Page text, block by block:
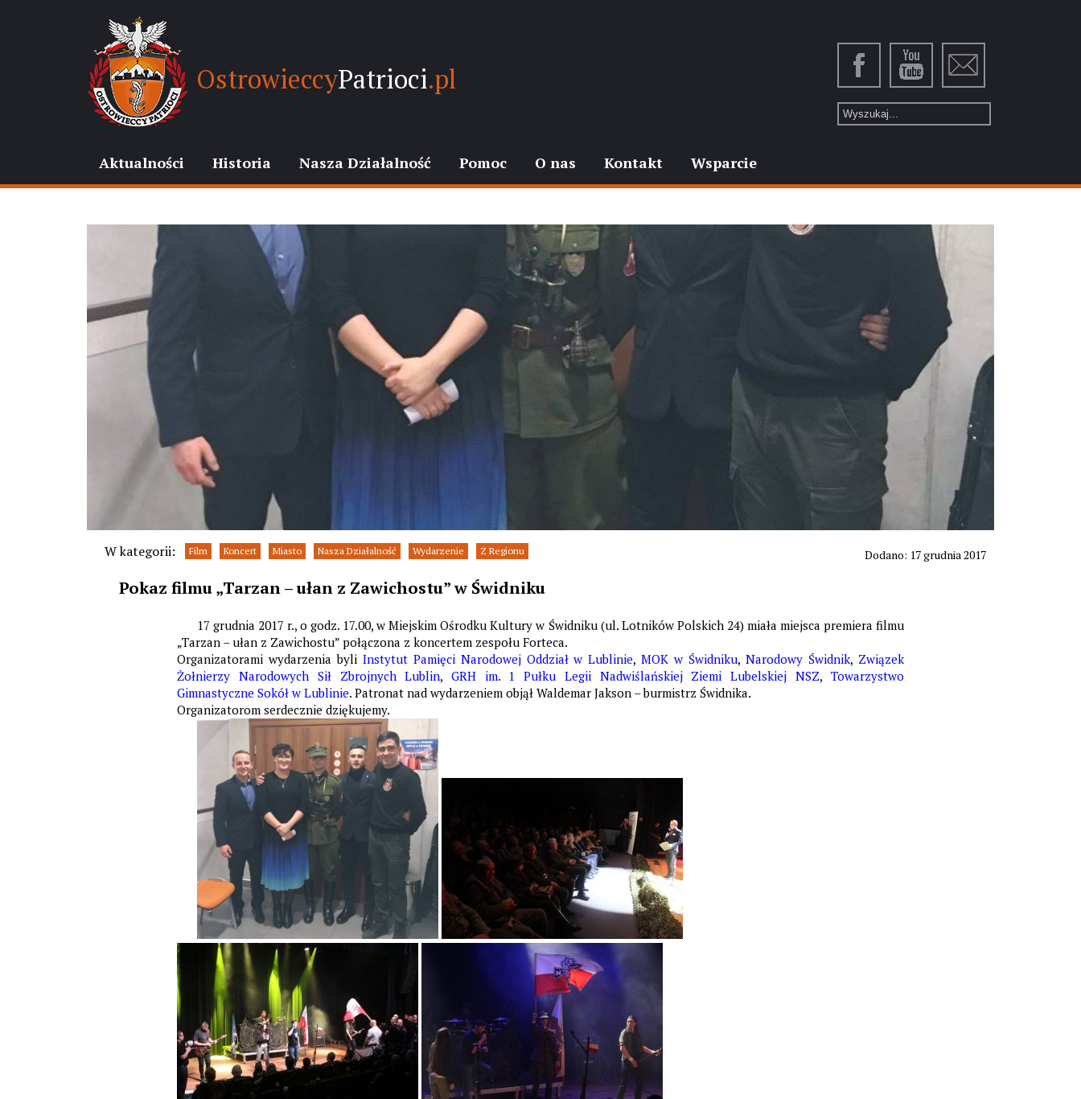
OstrowieccyPatrioci.pl
Aktualności Historia Nasza Działalność Pomoc O nas Kontakt Wsparcie
W kategorii: Film Koncert Miasto Nasza Działalność Wydarzenie Z Regionu Dodano: 17 grudnia 2017
Pokaz filmu „Tarzan – ułan z Zawichostu” w Świdniku
17 grudnia 2017 r., o godz. 17.00, w Miejskim Ośrodku Kultury w Świdniku (ul. Lotników Polskich 24) miała miejsca premiera filmu
„Tarzan – ułan z Zawichostu” połączona z koncertem zespołu Forteca.
Organizatorami wydarzenia byliInstytut Pamięci Narodowej Oddział w Lublinie,MOK w Świdniku, Narodowy Świdnik, Związek
Żołnierzy Narodowych Sił Zbrojnych Lublin,GRH im. 1 Pułku Legii Nadwiślańskiej Ziemi Lubelskiej NSZ, Towarzystwo
Gimnastyczne Sokół w Lublinie. Patronat nad wydarzeniem objął Waldemar Jakson – burmistrz Świdnika.
Organizatorom serdecznie dziękujemy.